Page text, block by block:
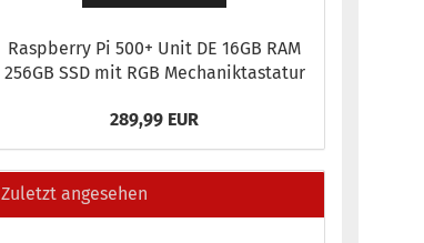
Raspber­ry Pi 500+ Unit DE 16GB RAM
256GB SSD mit RGB Me­cha­nik­tas­ta­tur
289,99 EUR
Zuletzt angesehen